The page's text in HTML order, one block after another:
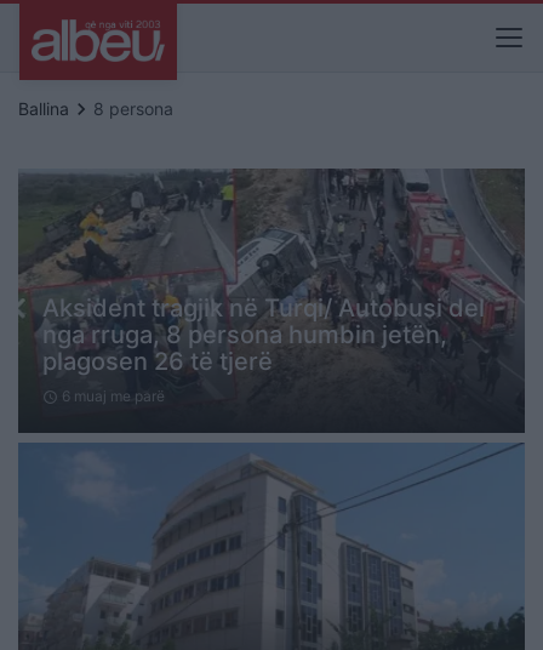
Ballina keyboard_arrow_right 8 persona
Aksident tragjik në Turqi/ Autobusi del
nga rruga, 8 persona humbin jetën,
plagosen 26 të tjerë
schedule 6 muaj me parë